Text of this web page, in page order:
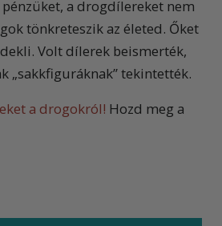
a drogdílereket nem
tönkreteszik az életed. Őket
Volt dílerek beismerték,
„sakkfiguráknak” tekintették.
a drogokról! Hozd meg a